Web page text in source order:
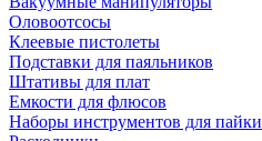
Оловоотсосы
Клеевые пистолеты
Подставки для паяльников
Штативы для плат
Емкости для флюсов
Наборы инструментов для пайки